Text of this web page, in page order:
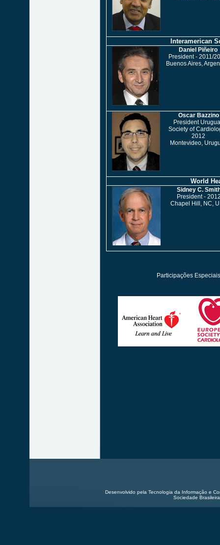
Interamerican
Daniel Piñeiro
President - 2011/
Buenos Aires,
Oscar Bazzino
President
Society of
2012
Montevideo,
World
Sidney C.
President -
Chapel Hill, NC,
Participações
Desenvolvido pela Tecnologia da Informação e
Sociedade